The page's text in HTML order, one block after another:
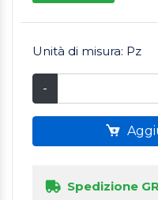
Unità di misura: Pz
-
Spedizione